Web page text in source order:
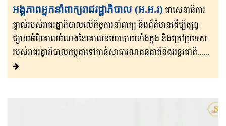
អង្គភាពអ្នកនាំពាក្យរាជរដ្ឋាភិបាល (អ.អ.រ) ជាសេនា​ធិ​កា​រ​​
ផ្ទាល់​របស់រាជរដ្ឋាភិ​បា​ល​លើ​កិច្ចការ​នាំពាក្យ និងព័ត៌មាន​ដើម្បីផ្សព្វ​
ផ្សាយ​​អំពីគោលបំណងនៃគោល​នយោបាយទាំងក្នុង និងក្រៅ​ប្រទេ​​ស​
របស់រាជរដ្ឋា​ភិ​បា​ល​កម្ពុជាទៅកាន់សាធារណជនជាតិនិងអន្តរជាតិ......